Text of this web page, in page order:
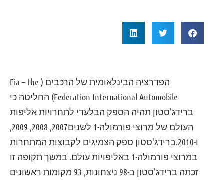
הפדרציה הבינלאומית של הרכבים ( Fia – the
Federation International Automobile) החליטה כי
ברידג'סטון תהיה הספק הבלעדי לתחרויות אליפות
העולם של מרוצי פורמולה-1 לשנים2007, 2008, 2009,
ו-2010.
ברידג'סטון ספק הצמיגים לקבוצות המתחרות
במרוצי פורמולה-1 באליפויות עולם. במשך תקופה זו
זכתה ברידג'סטון ב-98 ניצחונות, 93 מקומות ראשונים